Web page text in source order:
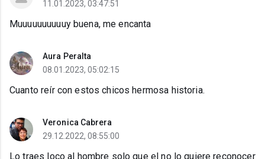
11.01.2023, 03:47:51
Muuuuuuuuuuy buena, me encanta
Aura Peralta
08.01.2023, 05:02:15
Cuanto reír con estos chicos hermosa historia.
Veronica Cabrera
29.12.2022, 08:55:00
Lo traes loco al hombre solo que el no lo quiere reconocer